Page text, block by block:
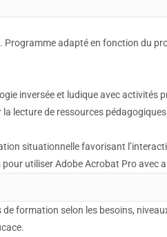
adapté en fonction du
inversée et ludique avec activités
lecture de ressources
situationnelle favorisant
utiliser Adobe Acrobat Pro avec
formation selon les besoins,